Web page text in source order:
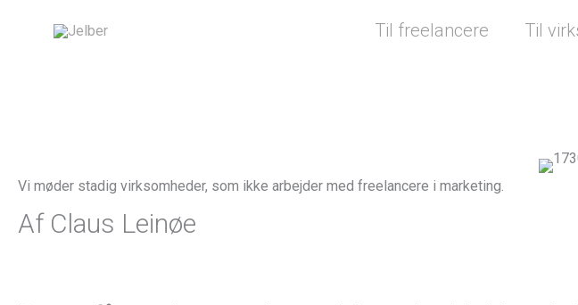
Til freelancere Til
Vi møder stadig virksomheder, som ikke arbejder med freelancere i marketing.
Af Claus Leinøe